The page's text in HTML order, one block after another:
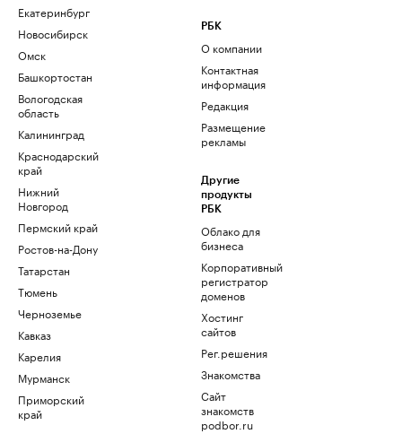
Екатеринбург
Новосибирск
Омск
Башкортостан
Вологодская
область
Калининград
Краснодарский
край
Нижний
Новгород
Пермский край
Ростов-на-Дону
Татарстан
Тюмень
Черноземье
Кавказ
Карелия
Мурманск
Приморский
край
РБК
О компании
Контактная
информация
Редакция
Размещение
рекламы
Другие
продукты
РБК
Облако для
бизнеса
Корпоративный
регистратор
доменов
Хостинг
сайтов
Рег.решения
Знакомства
Сайт
знакомств
podbor.ru